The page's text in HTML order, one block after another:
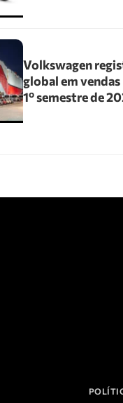
Volkswagen
global em
1º semestre de